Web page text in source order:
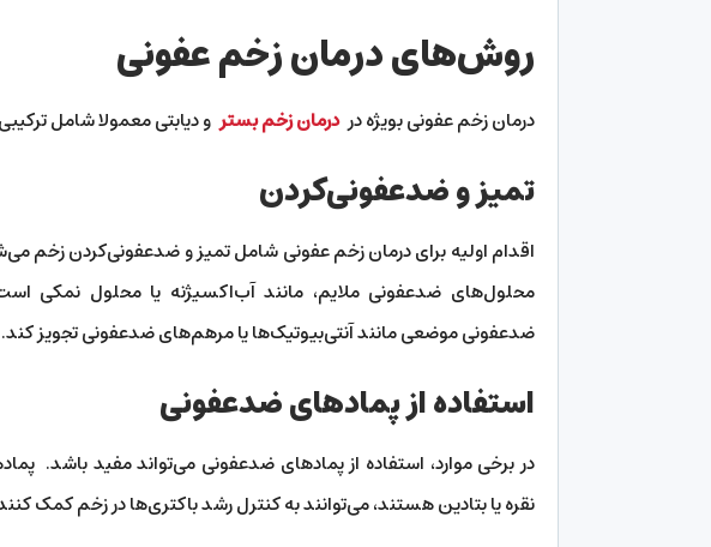
روش‌های درمان زخم عفونی
درمان زخم عفونی بویژه دردرمان زخم بسترو دیابتی معمولا شامل
تمیز و ضدعفونی‌کردن
اقدام اولیه برای درمان زخم عفونی شامل تمیز و ضدعفونی‌کردن زخم
محلول‌های ضدعفونی ملایم، مانند آب‌اکسیژنه یا محلول نمکی
ضدعفونی موضعی مانند آنتی‌بیوتیک‌ها یا مرهم‌های ضدعفونی تجویز کند.
استفاده از پماد‌های ضدعفونی
در برخی موارد، استفاده از پماد‌های ضدعفونی می‌تواند مفید باشد.
نقره یا بتادین هستند، می‌توانند به کنترل رشد باکتری‌ها در زخم کمک